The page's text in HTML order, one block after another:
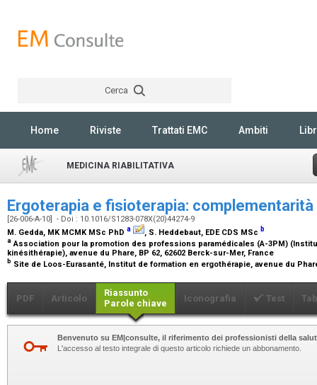
Cerca
Home Riviste Trattati EMC Ambiti
MEDICINA RIABILITATIVA
Ergoterapia e fisioterapia:
[26-006-A-10] - Doi : 10.1016/S1283-078X(20)44274-9
M. Gedda, MK MCMK MSc PhD a , S. Heddebaut, EDE CDS MSc b
a Association pour la promotion des professions paramédicales (A-3PM)
kinésithérapie), avenue du Phare, BP 62, 62602 Berck-sur-Mer, France
b Site de Loos-Eurasanté, Institut de formation en ergothérapie, avenue du
PDF Articolo
Riassunto
Parole chiave
Iconografia Test
Benvenuto su EM|consulte, il riferimento dei professionisti della
L'accesso al testo integrale di questo articolo richiede un abbonamento.